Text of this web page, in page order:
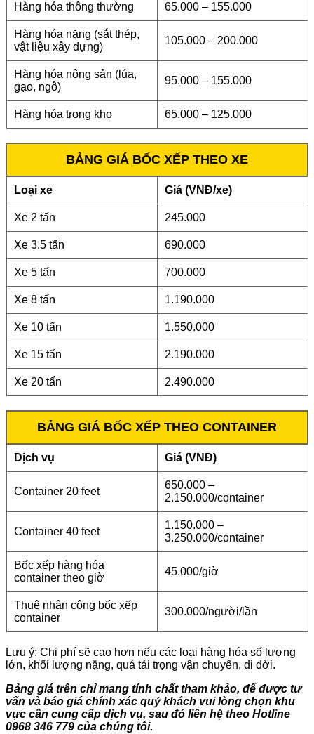
Hàng hóa thông thường 65.000 – 155.000
Hàng hóa nặng (sắt thép,
vật liệu xây dựng)
105.000 – 200.000
Hàng hóa nông sản (lúa,
gạo, ngô)
95.000 – 155.000
Hàng hóa trong kho 65.000 – 125.000
BẢNG GIÁ BỐC XẾP THEO XE
Loại xe Giá (VNĐ/xe)
Xe 2 tấn 245.000
Xe 3.5 tấn 690.000
Xe 5 tấn 700.000
Xe 8 tấn 1.190.000
Xe 10 tấn 1.550.000
Xe 15 tấn 2.190.000
Xe 20 tấn 2.490.000
BẢNG GIÁ BỐC XẾP THEO CONTAINER
Dịch vụ Giá (VNĐ)
Container 20 feet
650.000 –
2.150.000/container
Container 40 feet
1.150.000 –
3.250.000/container
Bốc xếp hàng hóa
container theo giờ
45.000/giờ
Thuê nhân công bốc xếp
container
300.000/người/lần
Lưu ý: Chi phí sẽ cao hơn nếu các loại hàng hóa số lượng
lớn, khối lượng nặng, quá tải trọng vận chuyển, di dời.
Bảng giá trên chỉ mang tính chất tham khảo, để được tư
vấn và báo giá chính xác quý khách vui lòng chọn khu
vực cần cung cấp dịch vụ, sau đó liên hệ theo Hotline
0968 346 779 của chúng tôi.